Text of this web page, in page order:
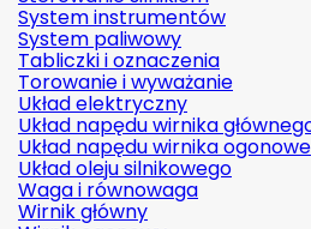
System instrumentów
System paliwowy
Tabliczki i oznaczenia
Torowanie i wyważanie
Układ elektryczny
Układ napędu wirnika
Układ napędu wirnika
Układ oleju silnikowego
Waga i równowaga
Wirnik główny